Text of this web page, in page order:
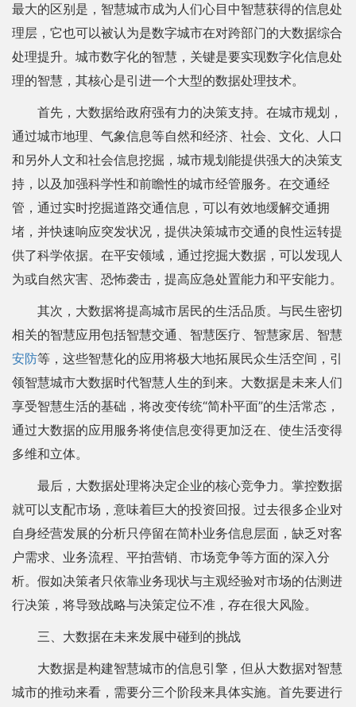
最大的区别是，智慧城市成为人们心目中智慧获得的信息处
理层，它也可以被认为是数字城市在对跨部门的大数据综合
处理提升。城市数字化的智慧，关键是要实现数字化信息处
理的智慧，其核心是引进一个大型的数据处理技术。
首先，大数据给政府强有力的决策支持。在城市规划，
通过城市地理、气象信息等自然和经济、社会、文化、人口
和另外人文和社会信息挖掘，城市规划能提供强大的决策支
持，以及加强科学性和前瞻性的城市经管服务。在交通经
管，通过实时挖掘道路交通信息，可以有效地缓解交通拥
堵，并快速响应突发状况，提供决策城市交通的良性运转提
供了科学依据。在平安领域，通过挖掘大数据，可以发现人
为或自然灾害、恐怖袭击，提高应急处置能力和平安能力。
其次，大数据将提高城市居民的生活品质。与民生密切
相关的智慧应用包括智慧交通、智慧医疗、智慧家居、智慧
安防等，这些智慧化的应用将极大地拓展民众生活空间，引
领智慧城市大数据时代智慧人生的到来。大数据是未来人们
享受智慧生活的基础，将改变传统“简朴平面”的生活常态，
通过大数据的应用服务将使信息变得更加泛在、使生活变得
多维和立体。
最后，大数据处理将决定企业的核心竞争力。掌控数据
就可以支配市场，意味着巨大的投资回报。过去很多企业对
自身经营发展的分析只停留在简朴业务信息层面，缺乏对客
户需求、业务流程、平拍营销、市场竞争等方面的深入分
析。假如决策者只依靠业务现状与主观经验对市场的估测进
行决策，将导致战略与决策定位不准，存在很大风险。
三、大数据在未来发展中碰到的挑战
大数据是构建智慧城市的信息引擎，但从大数据对智慧
城市的推动来看，需要分三个阶段来具体实施。首先要进行